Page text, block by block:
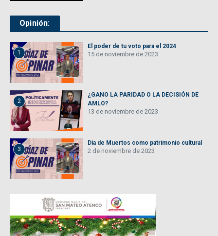
Opinión:
1
El poder de tu voto para el 2024
15 de noviembre de 2023
2
¿GANO LA PARIDAD O LA DECISIÓN DE
AMLO?
13 de noviembre de 2023
3
Día de Muertos como patrimonio cultural
2 de noviembre de 2023